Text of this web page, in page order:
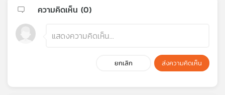
ความคิดเห็น (0)
ยกเลิก ส่งความคิดเห็น